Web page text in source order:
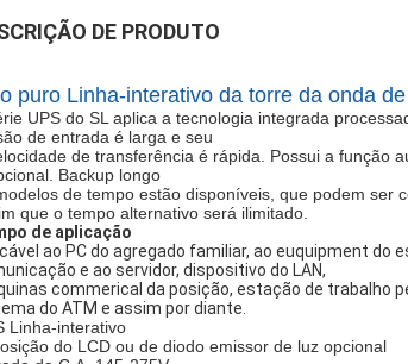
DE PRODUTO
puro Linha-interativo da torre da onda
UPS do SL aplica a tecnologia integrada
de entrada é larga e seu
de transferência é rápida. Possui a função
Backup longo
de tempo estão disponíveis, que podem ser
que o tempo alternativo será ilimitado.
de aplicação
ao PC do agregado familiar, ao euquipment
e ao servidor, dispositivo do LAN,
commerical da posição, estação de trabalho
do ATM e assim por diante.
Linha-interativo
do LCD ou de diodo emissor de luz opcional